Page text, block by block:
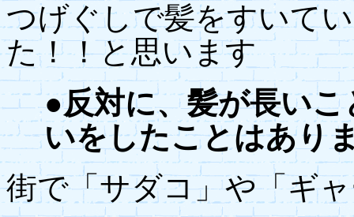
つげぐしで髪をすいて
た！！と思います
●反対に、髪が長い
いをしたことはあり
街で「サダコ」や「ギ